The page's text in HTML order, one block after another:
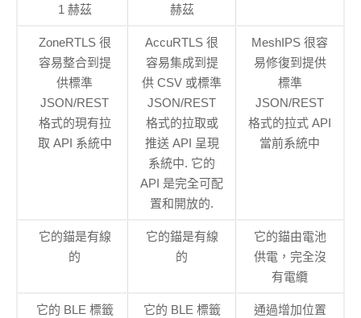
1 赫茲
赫茲
ZoneRTLS 很
容易整合到提
供標準
JSON/REST
格式的現有拉
取 API 系統中
AccuRTLS 很
容易集成到提
供 CSV 或標準
JSON/REST
格式的拉取或
推送 API 呈現
系統中. 它的
API 是完全可配
置和開放的.
MeshIPS 很容
易修復到提供
標準
JSON/REST
格式的拉式 API
當前系統中
它的錨是有線
的
它的錨是有線
的
它的錨由電池
供電，完全沒
有電纜
它的 BLE 標籤
它的 BLE 標籤
通過增加位置